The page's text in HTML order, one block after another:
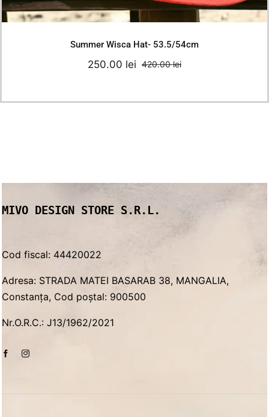
Summer Wisca Hat- 53.5/54cm
420.00leiOriginal
420.00 lei.
250.00 lei
Current
250.00 lei.
MIVO DESIGN STORE S.R.L.
Cod fiscal: 44420022
Adresa: STRADA MATEI BASARAB 38, MANGALIA,
Constanța, Cod poștal: 900500
Nr.O.R.C.: J13/1962/2021